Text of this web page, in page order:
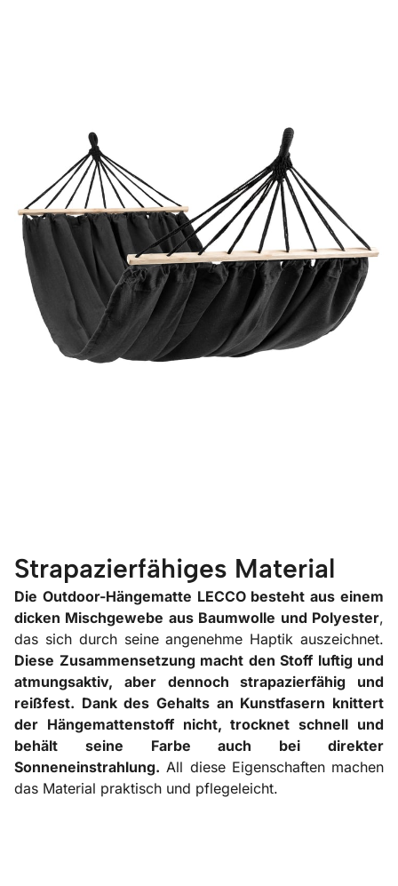
Strapazierfähiges Material
Die Outdoor-Hängematte LECCO besteht aus einem
dicken Mischgewebe aus Baumwolle und Polyester,
das sich durch seine angenehme Haptik auszeichnet.
Diese Zusammensetzung macht den Stoff luftig und
atmungsaktiv, aber dennoch strapazierfähig und
reißfest. Dank des Gehalts an Kunstfasern knittert
der Hängemattenstoff nicht, trocknet schnell und
behält seine Farbe auch bei direkter
Sonneneinstrahlung. All diese Eigenschaften machen
das Material praktisch und pflegeleicht.